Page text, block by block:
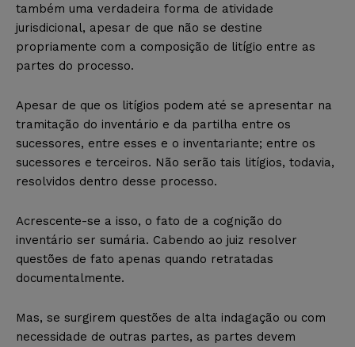
também uma verdadeira forma de atividade
jurisdicional, apesar de que não se destine
propriamente com a composição de litígio entre as
partes do processo.
Apesar de que os litígios podem até se apresentar na
tramitação do inventário e da partilha entre os
sucessores, entre esses e o inventariante; entre os
sucessores e terceiros. Não serão tais litígios, todavia,
resolvidos dentro desse processo.
Acrescente-se a isso, o fato de a cognição do
inventário ser sumária. Cabendo ao juiz resolver
questões de fato apenas quando retratadas
documentalmente.
Mas, se surgirem questões de alta indagação ou com
necessidade de outras partes, as partes devem